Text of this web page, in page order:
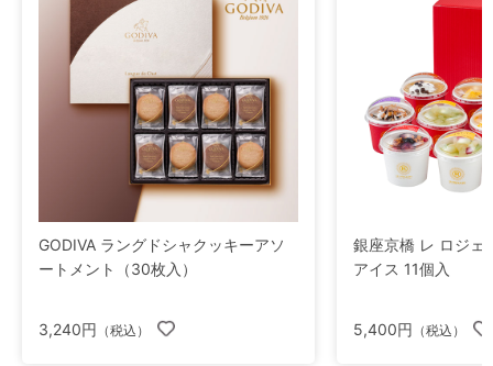
GODIVA ラングドシャクッキーアソ
ートメント（30枚入）
3,240円 （税込）
銀座京橋 レ ロジェ
アイス 11個入
5,400円 （税込）